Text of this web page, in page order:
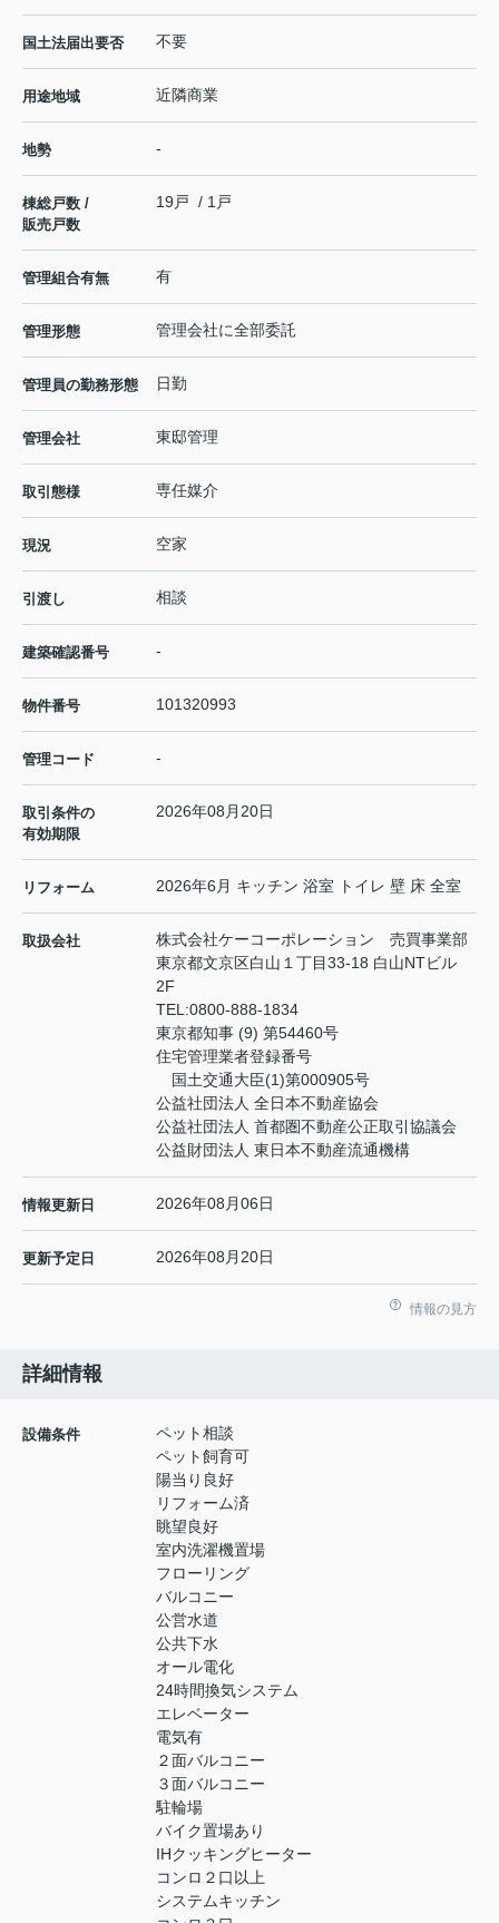
国土法届出要否 不要
用途地域 近隣商業
地勢 -
棟総戸数 /
販売戸数
19戸 / 1戸
管理組合有無 有
管理形態 管理会社に全部委託
管理員の勤務形態 日勤
管理会社 東邸管理
取引態様 専任媒介
現況 空家
引渡し 相談
建築確認番号 -
物件番号 101320993
管理コード -
取引条件の
有効期限
2026年08月20日
リフォーム 2026年6月 キッチン 浴室 トイレ 壁 床 全室
取扱会社
株式会社ケーコーポレーション 売買事業部
東京都文京区白山１丁目33-18 白山NTビル
2F
TEL:0800-888-1834
東京都知事 (9) 第54460号
住宅管理業者登録番号
国土交通大臣(1)第000905号
公益社団法人 全日本不動産協会
公益社団法人 首都圏不動産公正取引協議会
公益財団法人 東日本不動産流通機構
情報更新日 2026年08月06日
更新予定日 2026年08月20日
情報の見方
詳細情報
設備条件
ペット相談
ペット飼育可
陽当り良好
リフォーム済
眺望良好
室内洗濯機置場
フローリング
バルコニー
公営水道
公共下水
オール電化
24時間換気システム
エレベーター
電気有
２面バルコニー
３面バルコニー
駐輪場
バイク置場あり
IHクッキングヒーター
コンロ２口以上
システムキッチン